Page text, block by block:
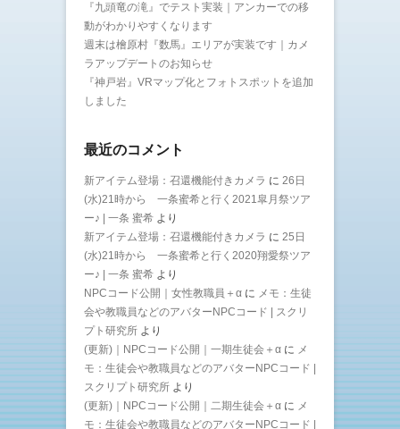
『九頭竜の滝』でテスト実装｜アンカーでの移
動がわかりやすくなります
週末は檜原村『数馬』エリアが実装です｜カメ
ラアップデートのお知らせ
『神戸岩』VRマップ化とフォトスポットを追加
しました
最近のコメント
新アイテム登場：召還機能付きカメラ に 26日
(水)21時から 一条蜜希と行く2021皐月祭ツア
ー♪ | 一条 蜜希 より
新アイテム登場：召還機能付きカメラ に 25日
(水)21時から 一条蜜希と行く2020翔愛祭ツア
ー♪ | 一条 蜜希 より
NPCコード公開｜女性教職員＋α に メモ：生徒
会や教職員などのアバターNPCコード | スクリ
プト研究所 より
(更新)｜NPCコード公開｜一期生徒会＋α に メ
モ：生徒会や教職員などのアバターNPCコード |
スクリプト研究所 より
(更新)｜NPCコード公開｜二期生徒会＋α に メ
モ：生徒会や教職員などのアバターNPCコード |